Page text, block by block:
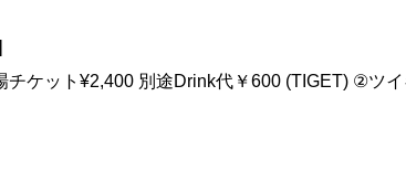
ケット¥2,400 別途Drink代￥600 (TIGET) ②ツ